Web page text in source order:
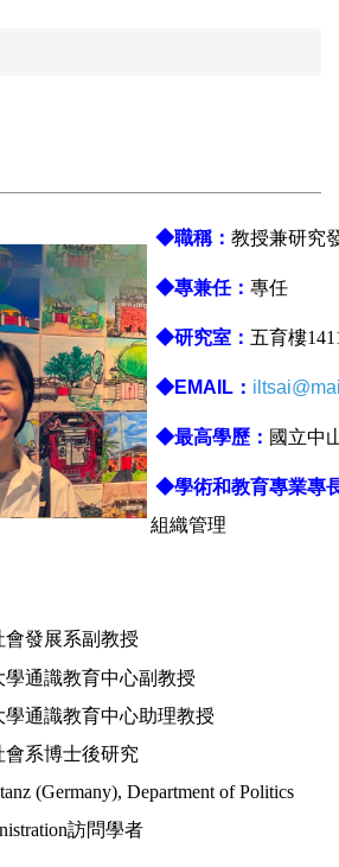
◆職稱： 教授兼研究
◆專兼任： 專任
◆研究室： 五育樓
◆EMAIL：
◆最高學歷： 國立中
◆學術和教育專業專
組織管理
會發展系副教授
學通識教育中心副教授
學通識教育中心助理教授
會系博士後研究
(Germany), Department of Politics
訪問學者